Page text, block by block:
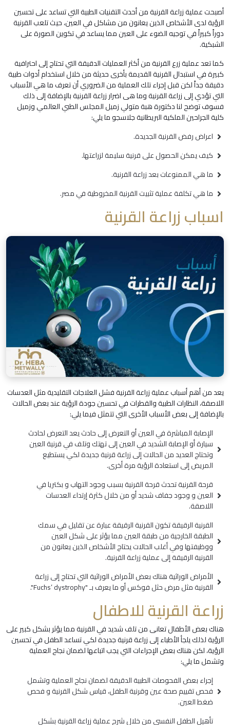
أصبحت عملية زراعة القرنية من أحدث التقنيات الطبية التي تساعد على تحسين
الرؤية لدى الأشخاص الذين يعانون من مشاكل في العين، حيث تلعب القرنية
دوراً كبيراً في توجيه الضوء على العين مما يساعد في تكوين الصورة على
الشبكية.
كما تعد عملية زرع القرنية من أكثر العمليات الدقيقة التي تحتاج إلى احترافية
كبيرة في استبدال القرنية القديمة بأخرى حديثة من خلال استخدام أدوات طبية
دقيقة جداً لكن قبل إجراء تلك العملية من الضروري أن تعرف ما هي الأسباب
التي تؤدي إلى زراعة القرنية وما هى اضرار زراعة القرنية بالإضافة إلى ذلك
فسوف توضح لنا دكتورة هبة متولي زميل المجلس الطبي العالمي وزميل
كلية الجراحين الملكية البريطانية جلاسجو ما يلي:
اعراض رفض القرنية الجديدة.
كيف يمكن الحصول على قرنية سليمة لزراعتها.
ما هي الممنوعات بعد زراعة القرنية.
ما هي تكلفة عملية تثبيت القرنية المخروطية في مصر.
اسباب زراعة القرنية
يعد من أهم أسباب عملية زراعة القرنية فشل العلاجات التقليدية مثل العدسات
اللاصقة، النظارات الطبية والقطرات في تحسين جودة الرؤية عند بعض الحالات
بالإضافة إلى بعض الأسباب الأخرى التي تتمثل فيما يلي:
الإصابة المباشرة في العين أو التعرض إلى حادث يعد التعرض لحادث
سيارة أو الإصابة الشديد في العين إلى تهتك وتلف في قرنية العين
وتحتاج العديد من الحالات إلى زراعة قرنية جديدة لكي يستطيع
المريض إلى استعادة الرؤية مرة أخرى.
قرحة القرنية تحدث قرحة القرنية بسبب وجود التهاب و بكتريا في
العين و وجود جفاف شديد أو من خلال كثرة إرتداء العدسات
اللاصقة.
القرنية الرقيقة تكون القرنية الرقيقة عبارة عن تقليل في سمك
الطبقة الخارجية من طبقة العين مما يؤثر على شكل العين
ووظيفتها وفي أغلب الحالات يحتاج الأشخاص الذين يعانون من
القرنية الرقيقة إلى عملية زراعة القرنية.
الأمراض الوراثية هناك بعض الأمراض الوراثية التي تحتاج إلى زراعة
القرنية مثل مرض حثل فوكس أو ما يعرف بـ "Fuchs’ dystrophy".
زراعة القرنية للاطفال
هناك بعض الأطفال تعانى من تلف شديد في القرنية مما يؤثر بشكل كبير على
الرؤية لذلك يلجأ الأطباء إلى زراعة قرنية جديدة لكي تساعد الطفل في تحسين
الرؤية، لكن هناك بعض الإجراءات التي يجب اتباعها لضمان نجاح العملية
وتشمل ما يلي:
إجراء بعض الفحوصات الطبية الدقيقة لضمان نجاح العملية وتشمل
فحص تقييم صحة عين وقرنية الطفل، قياس شكل القرنية و فحص
ضغط العين.
تأهيل الطفل النفسي من خلال شرح عملية زراعة القرنية بشكل